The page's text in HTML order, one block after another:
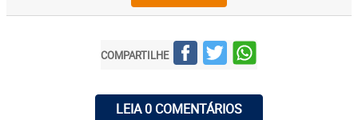
COMPARTILHE
LEIA 0 COMENTÁRIOS